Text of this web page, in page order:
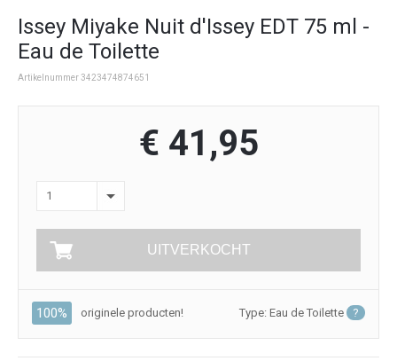
Issey Miyake Nuit d'Issey EDT 75 ml -
Eau de Toilette
Artikelnummer 3423474874651
€ 41,95
1
UITVERKOCHT
100% originele producten! Type: Eau de Toilette ?